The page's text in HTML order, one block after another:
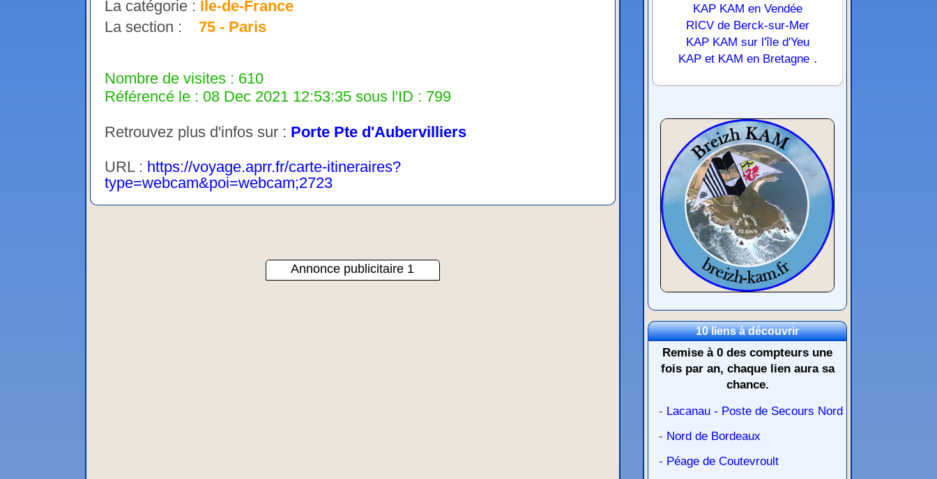
La catégorie : Ile-de-France
La section : 75 - Paris
Nombre de visites : 610
Référencé le : 08 Dec 2021 12:53:35 sous l'ID : 799
Retrouvez plus d'infos sur : Porte Pte d'Aubervilliers
URL : https://voyage.aprr.fr/carte-itineraires?
type=webcam&poi=webcam;2723
Annonce publicitaire 1
KAP KAM en Vendée
RICV de Berck-sur-Mer
KAP KAM sur l'île d'Yeu
KAP et KAM en Bretagne .
10 liens à découvrir
Remise à 0 des compteurs une
fois par an, chaque lien aura sa
chance.
- Lacanau - Poste de Secours Nord
- Nord de Bordeaux
- Péage de Coutevroult